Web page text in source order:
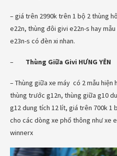
– giá trên 2990k trên 1 bộ 2 thùng
e22n, thùng đôi givi e22n-s hay
e23n-s có đèn xi nhan.
– Thùng Giữa Givi HƯNG YÊN
– Thùng giữa xe máy có 2 mẫu hiện
thùng trước g12n, thùng giữa g10
g12 dung tích 12 lít, giá trên 700k
cho các dòng xe phổ thông như
winnerx